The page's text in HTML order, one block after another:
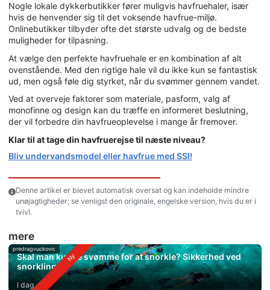
Nogle lokale dykkerbutikker fører muligvis havfruehaler, især
hvis de henvender sig til det voksende havfrue-miljø.
Onlinebutikker tilbyder ofte det største udvalg og de bedste
muligheder for tilpasning.
At vælge den perfekte havfruehale er en kombination af alt
ovenstående. Med den rigtige hale vil du ikke kun se fantastisk
ud, men også føle dig styrket, når du svømmer gennem vandet.
Ved at overveje faktorer som materiale, pasform, valg af
monofinne og design kan du træffe en informeret beslutning,
der vil forbedre din havfrueoplevelse i mange år fremover.
Klar til at tage din havfruerejse til næste niveau?
Bliv undervandsmodel eller havfrue med SSI!
Denne artikel er blevet automatisk oversat og kan indeholde mindre
unøjagtigheder; se venligst den originale, engelske version, hvis du er i
tvivl.
mere
predragvuckovic
Skal man kunne svømme for at snorkle? Sikkerhed ved
snorkling
I dag